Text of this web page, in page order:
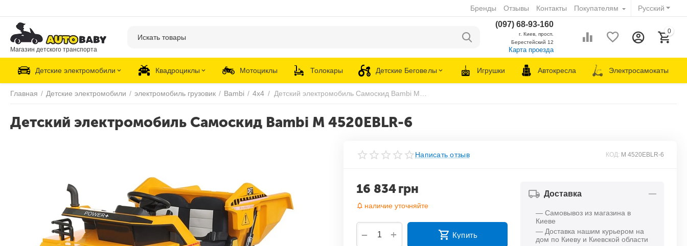
Русский
Бренды Отзывы Контакты Покупателям
Магазин детского транспорта
(097) 68-93-160
г. Киев, просп.
Берестейский 12
Карта проезда
0
Детские электромобили Квадроциклы Мотоциклы Толокары Детские Беговелы Игрушки Автокресла Электросамокаты
Главная / Детские электромобили / электромобиль грузовик / Bambi / 4х4 /
Детский электромобиль Самоскид Bambi M 4520EBLR-6
Написать отзыв КОД: M 4520EBLR-6
16 834грн
наличие уточняйте
+
− Купить
Доставка
— Самовывоз из магазина в
Киеве
— Доставка нашим курьером на
дом по Киеву и Киевской области